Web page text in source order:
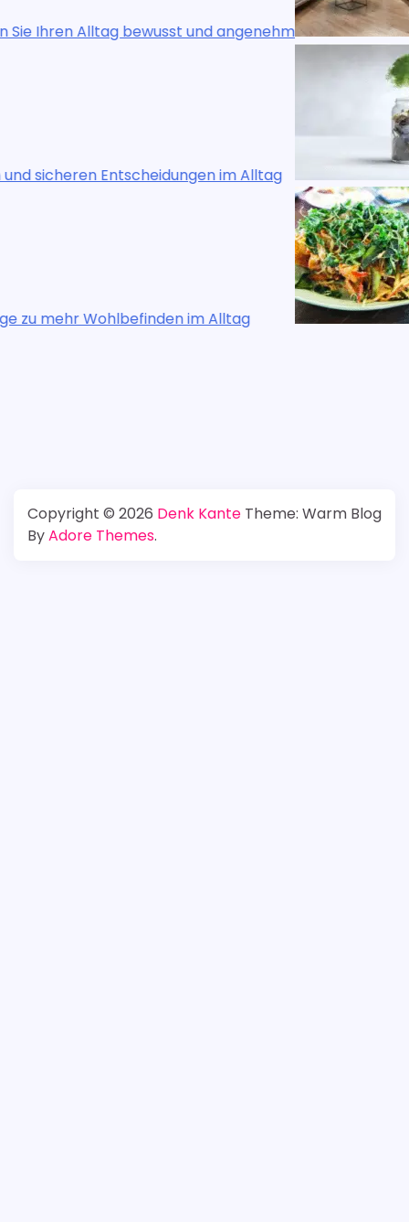
angenehm
im Alltag
Lebensqualität zu
Finanzielle Klarheit:
Die Kunst des
Copyright © 2026 Denk Kante Theme: Warm Blog
ByAdore Themes.